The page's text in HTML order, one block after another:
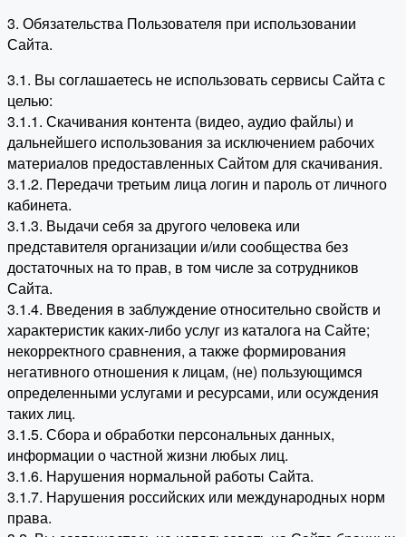
3. Обязательства Пользователя при использовании
Сайта.
3.1. Вы соглашаетесь не использовать сервисы Сайта с
целью:
3.1.1. Скачивания контента (видео, аудио файлы) и
дальнейшего использования за исключением рабочих
материалов предоставленных Сайтом для скачивания.
3.1.2. Передачи третьим лица логин и пароль от личного
кабинета.
3.1.3. Выдачи себя за другого человека или
представителя организации и/или сообщества без
достаточных на то прав, в том числе за сотрудников
Сайта.
3.1.4. Введения в заблуждение относительно свойств и
характеристик каких-либо услуг из каталога на Сайте;
некорректного сравнения, а также формирования
негативного отношения к лицам, (не) пользующимся
определенными услугами и ресурсами, или осуждения
таких лиц.
3.1.5. Сбора и обработки персональных данных,
информации о частной жизни любых лиц.
3.1.6. Нарушения нормальной работы Сайта.
3.1.7. Нарушения российских или международных норм
права.